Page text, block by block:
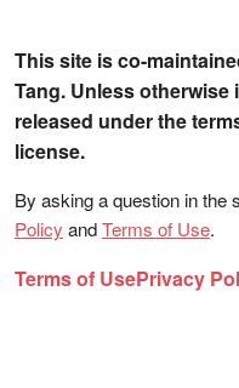
This site is co-
Tang. Unless
released under the
license.
By asking a question in the
Policy andTerms of Use.
Terms of UsePrivacy